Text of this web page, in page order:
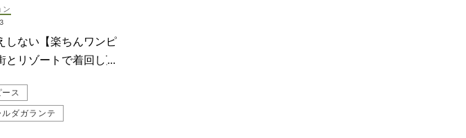
ン
しない【楽ちんワンピ
とリゾートで着回し万
ス
ダガランテ